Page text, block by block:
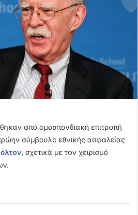
από ομοσπονδιακή επιτροπή
σύμβουλο εθνικής ασφαλείας
, σχετικά με τον χειρισμό